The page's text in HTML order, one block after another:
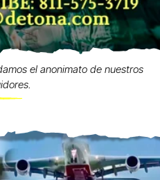
el anonimato de nuestros